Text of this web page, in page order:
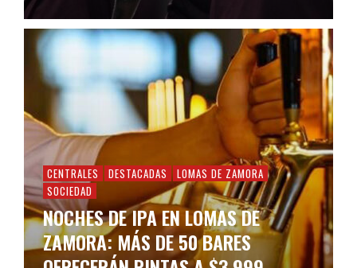
CENTRALES DESTACADAS
LOMAS DE ZAMORA
SOCIEDAD
NOCHES DE IPA EN LOMAS DE
ZAMORA: MÁS DE 50 BARES